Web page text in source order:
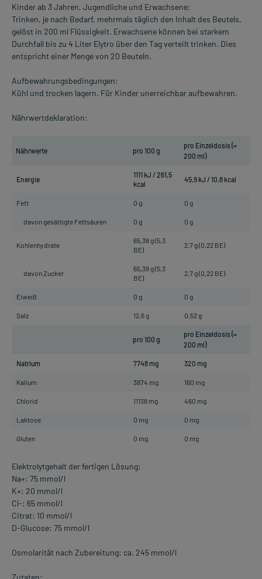
Kinder ab 3 Jahren, Jugendliche und Erwachsene:
Trinken, je nach Bedarf, mehrmals täglich den Inhalt des Beutels,
gelöst in 200 ml Flüssigkeit. Erwachsene können bei starkem
Durchfall bis zu 4 Liter Elytro über den Tag verteilt trinken. Dies
entspricht einer Menge von 20 Beuteln.
Aufbewahrungsbedingungen:
Kühl und trocken lagern. Für Kinder unerreichbar aufbewahren.
Nährwertdeklaration:
Nährwerte pro 100 g
pro Einzeldosis (=
200 ml)
Energie
1111 kJ / 261,5
kcal
45,9 kJ / 10,8 kcal
Fett 0 g 0 g
davon gesättigte Fettsäuren 0 g 0 g
Kohlenhydrate
65,38 g (5,3
BE)
2,7 g (0,22 BE)
davon Zucker
65,38 g (5,3
BE)
2,7 g (0,22 BE)
Eiweiß 0 g 0 g
Salz 12,6 g 0,52 g
pro 100 g
pro Einzeldosis (=
200 ml)
Natrium 7748 mg 320 mg
Kalium 3874 mg 160 mg
Chlorid 11138 mg 460 mg
Laktose 0 mg 0 mg
Gluten 0 mg 0 mg
Elektrolytgehalt der fertigen Lösung:
Na+: 75 mmol/l
K+: 20 mmol/l
Cl-: 65 mmol/l
Citrat: 10 mmol/l
D-Glucose: 75 mmol/l
Osmolarität nach Zubereitung: ca. 245 mmol/l
Zutaten: